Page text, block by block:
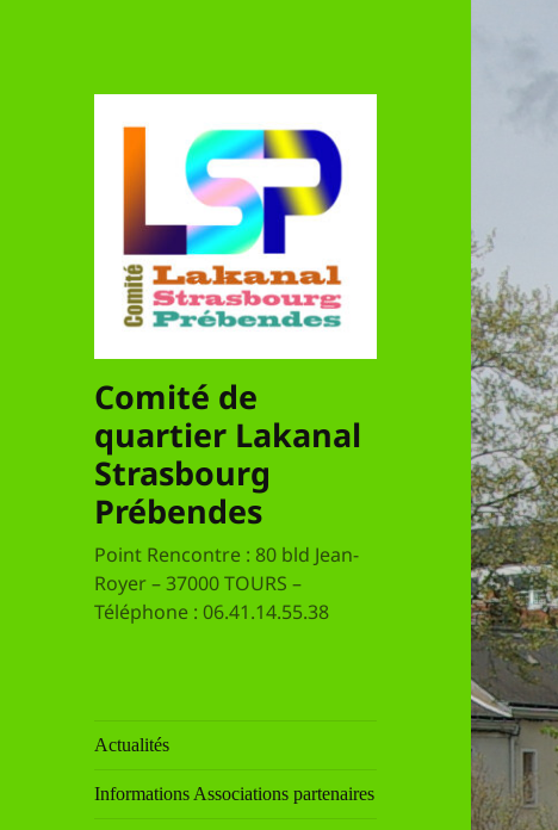
Comité de
quartier Lakanal
Strasbourg
Prébendes
Point Rencontre : 80 bld Jean-
Royer – 37000 TOURS –
Téléphone : 06.41.14.55.38
Actualités
Informations Associations partenaires